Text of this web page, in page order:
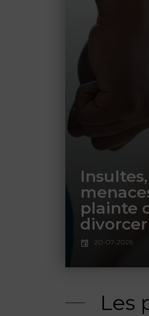
20-07-2026
plainte
Les